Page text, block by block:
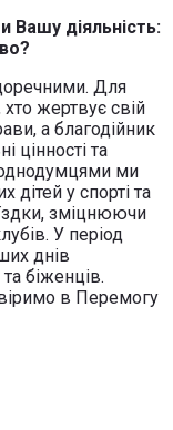
Вашу діяльність:
Для
жертвує свій
а благодійник
цінності та
ми
дітей у спорті та
зміцнюючи
У період
днів
біженців.
в Перемогу